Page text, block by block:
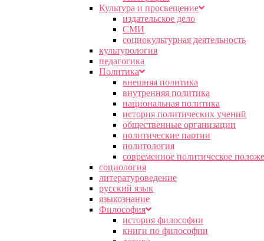
Культура и просвещение
издательское дело
СМИ
социокультурная деятельность
культурология
педагогика
Политика
внешняя политика
внутренняя политика
национальная политика
история политических учений
общественные организации
политические партии
политология
современное политическое
социология
литературоведение
русский язык
языкознание
Философия
история философии
книги по философии